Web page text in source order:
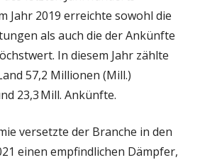
Jahr 2019 erreichte sowohl die
als auch die der Ankünfte
In diesem Jahr zählte
57,2 Millionen (Mill.)
23,3 Mill. Ankünfte.
versetzte der Branche in den
einen empfindlichen Dämpfer,